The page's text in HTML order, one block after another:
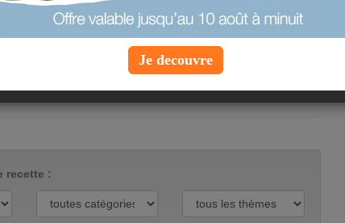
proposée par
grenouille0606
vue :24296 fois
commenté :2 fois
voir la recette
recette :
Je decouvre